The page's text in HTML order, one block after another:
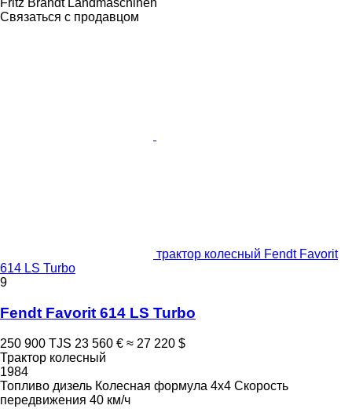
Fritz Brandt Landmaschinen
Связаться с продавцом
трактор колесный Fendt Favorit
614 LS Turbo
9
Fendt Favorit 614 LS Turbo
250 900 TJS 23 560 € ≈ 27 220 $
Трактор колесный
1984
Топливо дизель Колесная формула 4x4 Скорость
передвижения 40 км/ч